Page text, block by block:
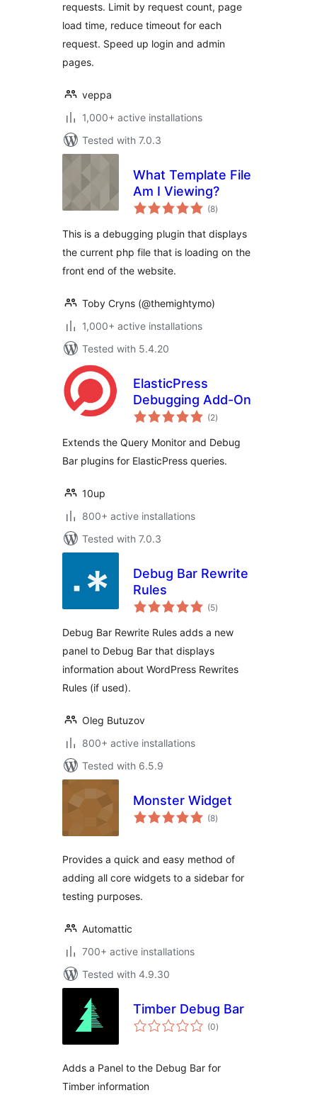
requests. Limit by request count, page
load time, reduce timeout for each
request. Speed up login and admin
pages.
veppa
1,000+ active installations
Tested with 7.0.3
What Template File
Am I Viewing?
(8total
ratings
)
This is a debugging plugin that displays
the current php file that is loading on the
front end of the website.
Toby Cryns (@themightymo)
1,000+ active installations
Tested with 5.4.20
ElasticPress
Debugging Add-On
(2total
ratings
)
Extends the Query Monitor and Debug
Bar plugins for ElasticPress queries.
10up
800+ active installations
Tested with 7.0.3
Debug Bar Rewrite
Rules
(5total
ratings
)
Debug Bar Rewrite Rules adds a new
panel to Debug Bar that displays
information about WordPress Rewrites
Rules (if used).
Oleg Butuzov
800+ active installations
Tested with 6.5.9
Monster Widget
(8total
ratings
)
Provides a quick and easy method of
adding all core widgets to a sidebar for
testing purposes.
Automattic
700+ active installations
Tested with 4.9.30
Timber Debug Bar
(0total
ratings
)
Adds a Panel to the Debug Bar for
Timber information